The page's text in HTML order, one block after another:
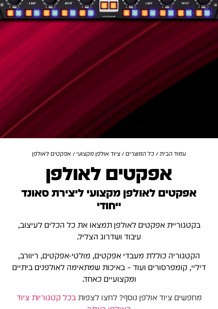
עמוד הבית / כל המוצרים / ציוד אולפן מקצועי / אפקטים לאולפן
אפקטים לאולפן
אפקטים לאולפן מקצועי ליצירת סאונד
ייחודי
בקטגוריית אפקטים לאולפן תמצאו את כל הכלים לעיצוב,
עיבוד ושדרוג הצליל.
הקטגוריה כוללת מעבדי אפקטים, מולטי-אפקטים, ריוורב,
דיליי, קומפרסורים ועוד – באיכות שמתאימה לאולפנים ביתיים
ומקצועיים כאחד.
מחפשים ציוד אולפן נוסף? לחצו לצפותבכל קטגוריות ציוד